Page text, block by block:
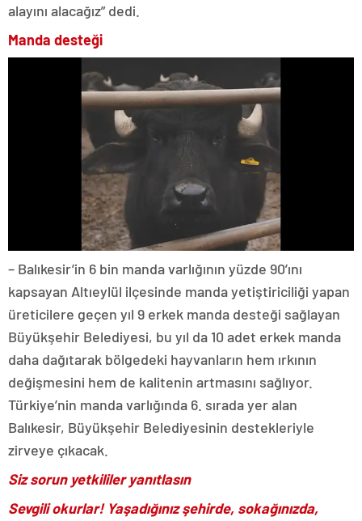
alayını alacağız” dedi.
Manda desteği
– Balıkesir’in 6 bin manda varlığının yüzde 90’ını
kapsayan Altıeylül ilçesinde manda yetiştiriciliği yapan
üreticilere geçen yıl 9 erkek manda desteği sağlayan
Büyükşehir Belediyesi, bu yıl da 10 adet erkek manda
daha dağıtarak bölgedeki hayvanların hem ırkının
değişmesini hem de kalitenin artmasını sağlıyor.
Türkiye’nin manda varlığında 6. sırada yer alan
Balıkesir, Büyükşehir Belediyesinin destekleriyle
zirveye çıkacak.
Siz sorun yetkililer yanıtlasın
Sevgili okurlar! Yaşadığınız şehirde, sokağınızda,